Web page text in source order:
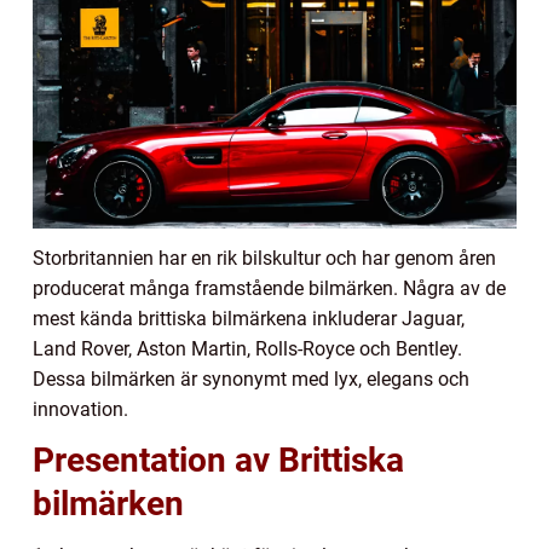
Storbritannien har en rik bilskultur och har genom åren
producerat många framstående bilmärken. Några av de
mest kända brittiska bilmärkena inkluderar Jaguar,
Land Rover, Aston Martin, Rolls-Royce och Bentley.
Dessa bilmärken är synonymt med lyx, elegans och
innovation.
Presentation av Brittiska
bilmärken